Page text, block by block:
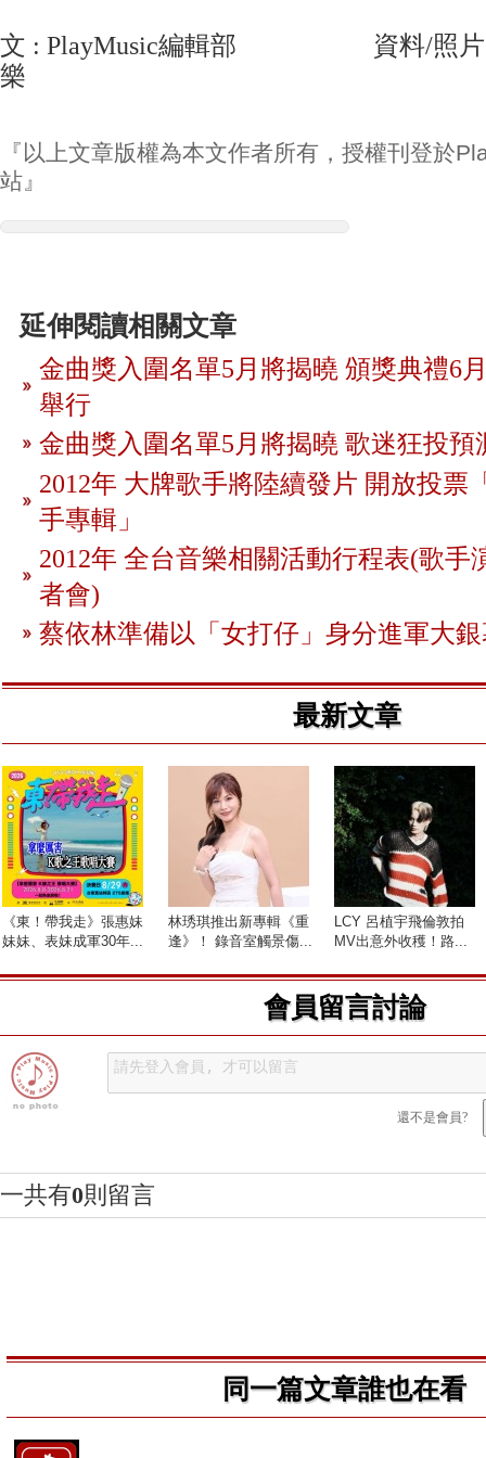
文 : PlayMusic編輯部 資料/照片 :
樂
『以上文章版權為本文作者所有，授權刊登於
站』
延伸閱讀相關文章
金曲獎入圍名單5月將揭曉 頒獎典禮6
舉行
金曲獎入圍名單5月將揭曉 歌迷狂投預
2012年 大牌歌手將陸續發片 開放投票
手專輯」
2012年 全台音樂相關活動行程表(歌手
者會)
蔡依林準備以「女打仔」身分進軍大
最新文章
《東！帶我走》張惠妹
妹妹、表妹成軍30年...
林琇琪推出新專輯《重
逢》！ 錄音室觸景傷...
LCY 呂植宇飛倫敦拍
MV出意外收穫！路...
會員留言討論
還不是會員?
一共有0則留言
同一篇文章誰也在看